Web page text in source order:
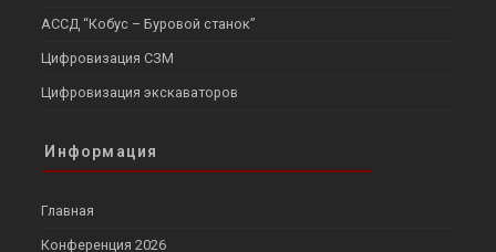
АССД “Кобус – Буровой станок”
Цифровизация СЗМ
Цифровизация экскаваторов
Информация
Главная
Конференция 2026